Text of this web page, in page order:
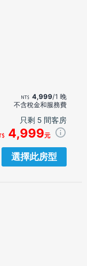
4,999/1 晚
不含稅金和服務費
只剩 5 間客房
4,999元
選擇此房型